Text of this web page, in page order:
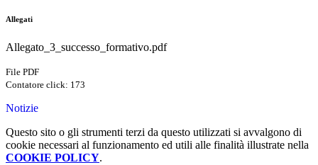
Allegati
Allegato_3_successo_formativo.pdf
File PDF
Contatore click: 173
Notizie
Questo sito o gli strumenti terzi da questo utilizzati si avvalgono di
cookie necessari al funzionamento ed utili alle finalità illustrate nella
COOKIE POLICY.